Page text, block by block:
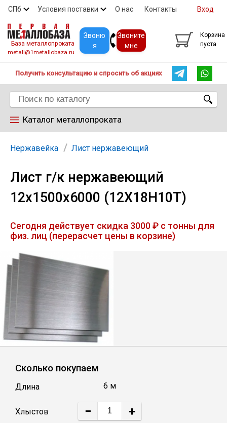
СПб Условия поставки О нас Контакты
Скидки Прайс Покупателям
Вход
База металлопроката
metall@1metallobaza.ru
Звоню
я
Звоните
мне
Корзина
пуста
Получить консультацию и спросить об акциях
Каталог металлопроката
Арматура
Труба профильная
Лист
Уголок
Швеллер
Катанка
Нержавейка Лист нержавеющий
Лист г/к нержавеющий
12х1500х6000 (12Х18Н10Т)
Сегодня действует скидка 3000 ₽ с тонны для
физ. лиц (перерасчет цены в корзине)
Сколько покупаем
Длина 6 м
Хлыстов − +